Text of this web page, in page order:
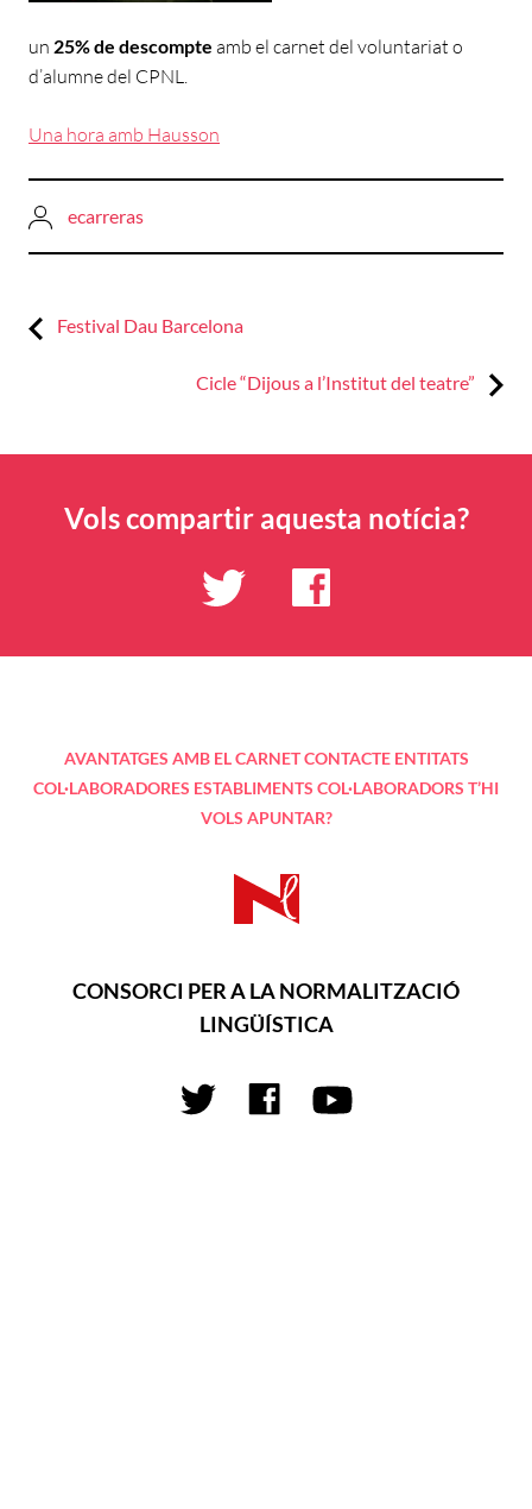
un 25% de descompte amb el carnet del voluntariat o
d’alumne del CPNL.
Una hora amb Hausson
ecarreras
Navegació
Previous:
Festival Dau Barcelona
Next:
Cicle “Dijous a l’Institut del teatre”
Vols compartir aquesta notícia?
AVANTATGES AMB EL CARNET CONTACTE ENTITATS
COL·LABORADORES ESTABLIMENTS COL·LABORADORS T’HI
VOLS APUNTAR?
CONSORCI PER A LA NORMALITZACIÓ
LINGÜÍSTICA